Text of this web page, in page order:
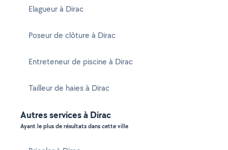
Elagueur à Dirac
Poseur de clôture à Dirac
Entreteneur de piscine à Dirac
Tailleur de haies à Dirac
Autres services à Dirac
Ayant le plus de résultats dans cette ville